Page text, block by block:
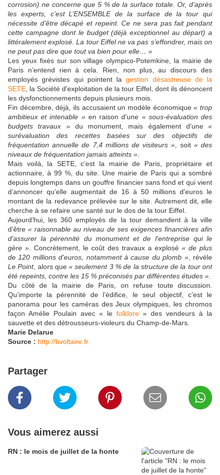
corrosion) ne concerne que 5 % de la surface totale. Or, d’après
les experts, c’est L’ENSEMBLE de la surface de la tour qui
nécessite d’être décapé et repeint. Ce ne sera pas fait pendant
cette campagne dont le budget (déjà exceptionnel au départ) a
littéralement explosé. La tour Eiffel ne va pas s’effondrer, mais on
ne peut pas dire que tout va bien pour elle… »
Les yeux fixés sur son village olympico-Potemkine, la mairie de
Paris n’entend rien à cela. Rien, non plus, au discours des
employés grévistes qui pointent la gestion désastreuse de la
SETE , la Société d'exploitation de la tour Eiffel, dont ils dénoncent
les dysfonctionnements depuis plusieurs mois.
Fin décembre, déjà, ils accusaient un modèle économique« trop
ambitieux et intenable »en raison d'une « sous-évaluation des
budgets travaux »du monument, mais également d'une «
surévaluation des recettes basées sur des objectifs de
fréquentation annuelle de 7,4 millions de visiteurs » , soit « des
niveaux de fréquentation jamais atteints »
Mais voilà, la SETE, c’est la mairie de Paris, propriétaire et
actionnaire, à 99 %, du site. Une mairie de Paris qui a sombré
depuis longtemps dans un gouffre financier sans fond et qui vient
d’annoncer qu’elle augmentait de 16 à 50 millions d'euros le
montant de la redevance prélevée sur le site. Autrement dit, elle
cherche à se refaire une santé sur le dos de la tour Eiffel.
Aujourd’hui, les 360 employés de la tour demandent à la ville
d'être« raisonnable au niveau de ses exigences financières afin
d'assurer la pérennité du monument et de l'entreprise qui le
gère » . Concrètement, le coût des travaux a explosé « de plus
de 120 millions d'euros, notamment à cause du plomb », révèle
Le Point, alors que« seulement 3 % de la structure de la tour ont
été repeints, contre les 15 % préconisés par différentes études »
Du côté de la mairie de Paris, on refuse toute discussion.
Qu’importe la pérennité de l’édifice, le seul objectif, c’est le
panorama pour les caméras des Jeux olympiques, les chromos
façon Amélie Poulain avec « le folklore » des vendeurs à la
sauvette et des détrousseurs-violeurs du Champ-de-Mars.
Marie Delarue
Source : http://bvoltaire.fr
Partager
Vous aimerez aussi
RN : le mois de juillet de la honte